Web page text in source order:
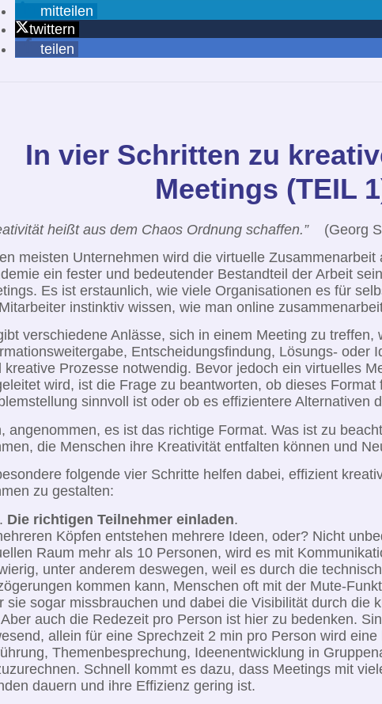
mitteilen
twittern
teilen
In vier Schritten zu
Meetings (TEIL
heißt aus dem Chaos Ordnung schaffen.”(Georg
meisten Unternehmen wird die virtuelle Zusammenarbeit
ein fester und bedeutender Bestandteil der Arbeit
Es ist erstaunlich, wie viele Organisationen es für
instinktiv wissen, wie man online
verschiedene Anlässe, sich in einem Meeting zu treffen,
Entscheidungsfindung, Lösungs- oder
kreative Prozesse notwendig. Bevor jedoch ein virtuelles
wird, ist die Frage zu beantworten, ob dieses Format
sinnvoll ist oder ob es effizientere Alternativen
angenommen, es ist das richtige Format. Was ist zu
die Menschen ihre Kreativität entfalten können und
folgende vier Schritte helfen dabei, effizient
zu gestalten:
Die richtigen Teilnehmer einladen.
Köpfen entstehen mehrere Ideen, oder? Nicht
Raum mehr als 10 Personen, wird es mit
unter anderem deswegen, weil es durch die
kommen kann, Menschen oft mit der Mute-
sie sogar missbrauchen und dabei die Visibilität durch die
auch die Redezeit pro Person ist hier zu bedenken.
allein für eine Sprechzeit 2 min pro Person wird
Themenbesprechung, Ideenentwicklung in
Schnell kommt es dazu, dass Meetings mit
dauern und ihre Effizienz gering ist.